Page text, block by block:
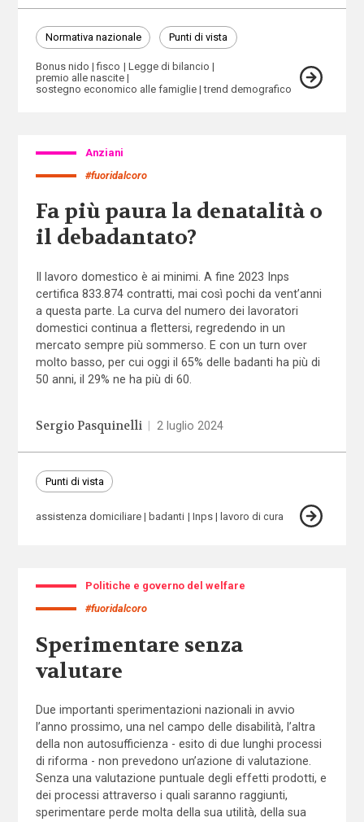
Normativa nazionale Punti di vista
Bonus nido fisco
Legge di bilancio
premio alle nascite
sostegno economico alle famiglie
trend demografico
Anziani
#fuoridalcoro
Fa più paura la denatalità o
il debadantato?
Il lavoro domestico è ai minimi. A fine 2023 Inps
certifica 833.874 contratti, mai così pochi da vent’anni
a questa parte. La curva del numero dei lavoratori
domestici continua a flettersi, regredendo in un
mercato sempre più sommerso. E con un turn over
molto basso, per cui oggi il 65% delle badanti ha più di
50 anni, il 29% ne ha più di 60.
Sergio Pasquinelli 2 luglio 2024
Punti di vista
assistenza domiciliare badanti Inps lavoro di cura
Politiche e governo del welfare
#fuoridalcoro
Sperimentare senza
valutare
Due importanti sperimentazioni nazionali in avvio
l’anno prossimo, una nel campo delle disabilità, l’altra
della non autosufficienza - esito di due lunghi processi
di riforma - non prevedono un’azione di valutazione.
Senza una valutazione puntuale degli effetti prodotti, e
dei processi attraverso i quali saranno raggiunti,
sperimentare perde molta della sua utilità, della sua